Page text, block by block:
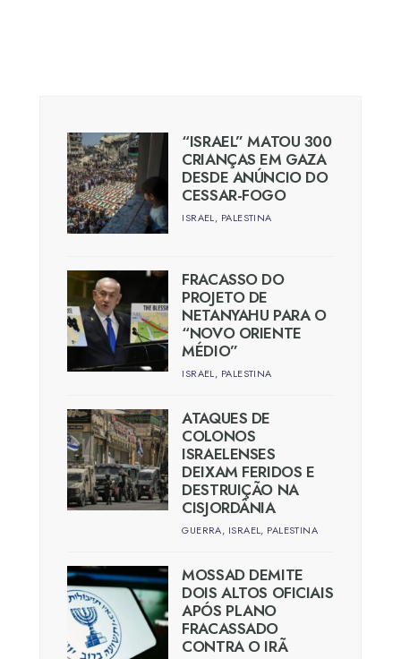
“ISRAEL” MATOU 300
CRIANÇAS EM GAZA
DESDE ANÚNCIO DO
CESSAR-FOGO
ISRAEL, PALESTINA
FRACASSO DO
PROJETO DE
NETANYAHU PARA O
“NOVO ORIENTE
MÉDIO”
ISRAEL, PALESTINA
ATAQUES DE
COLONOS
ISRAELENSES
DEIXAM FERIDOS E
DESTRUIÇÃO NA
CISJORDÂNIA
GUERRA, ISRAEL, PALESTINA
MOSSAD DEMITE
DOIS ALTOS OFICIAIS
APÓS PLANO
FRACASSADO
CONTRA O IRÃ